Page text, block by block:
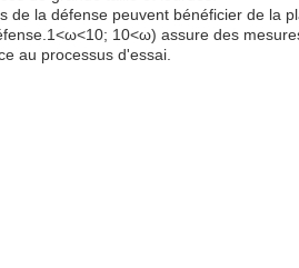
de la défense peuvent bénéficier de la
10<ω) assure des
au processus d'essai.